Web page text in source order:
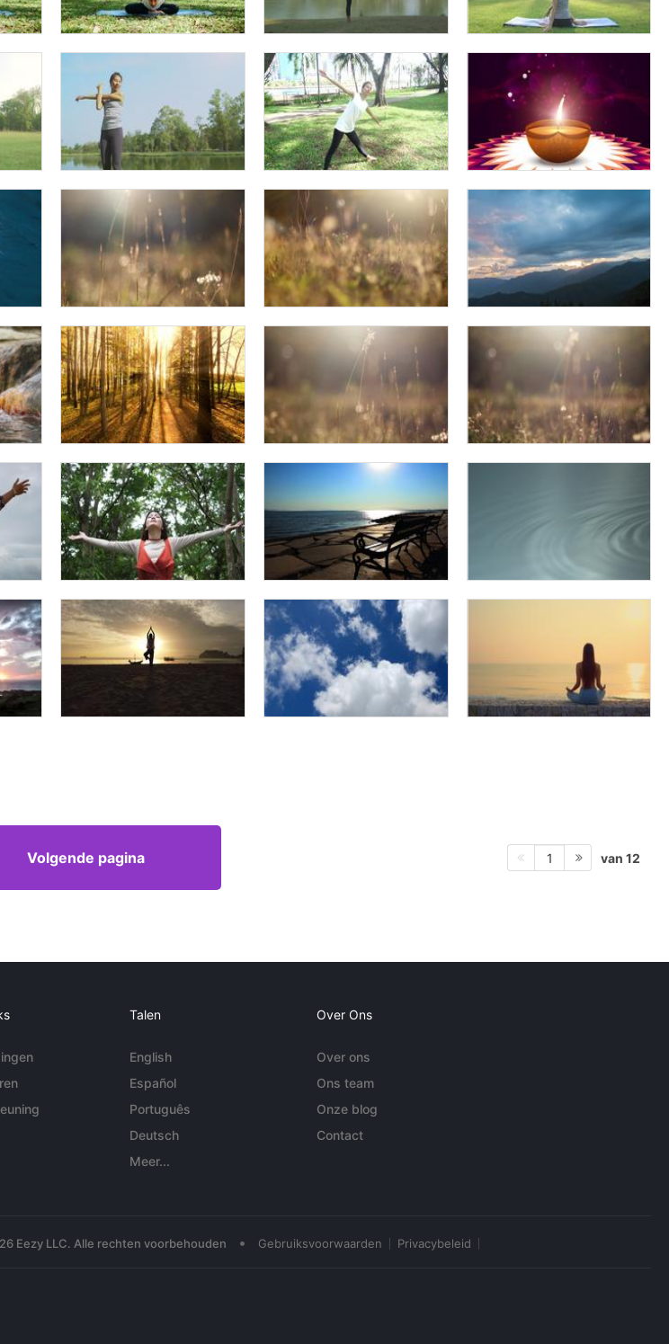
Volgende pagina 1 van 12
Talen
English
Español
Português
Deutsch
Meer...
Over Ons
Over ons
Ons team
Onze blog
Contact
Eezy LLC. Alle rechten voorbehouden • Gebruiksvoorwaarden Privacybeleid